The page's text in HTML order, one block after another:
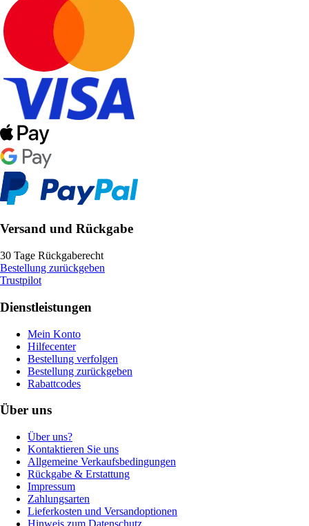
Versand und Rückgabe
30 Tage Rückgaberecht
Bestellung zurückgeben
Trustpilot
Dienstleistungen
Mein Konto
Hilfecenter
Bestellung verfolgen
Bestellung zurückgeben
Rabattcodes
Über uns
Über uns?
Kontaktieren Sie uns
Allgemeine Verkaufsbedingungen
Rückgabe & Erstattung
Impressum
Zahlungsarten
Lieferkosten und Versandoptionen
Hinweis zum Datenschutz